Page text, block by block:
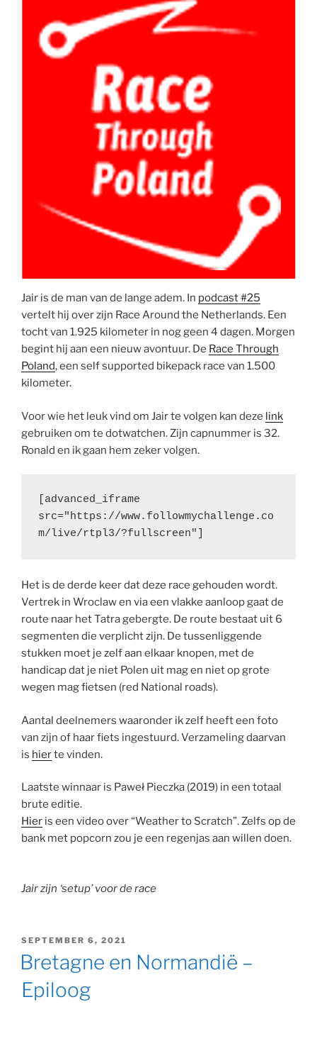
Jair is de man van de lange adem. In podcast #25
vertelt hij over zijn Race Around the Netherlands. Een
tocht van 1.925 kilometer in nog geen 4 dagen. Morgen
begint hij aan een nieuw avontuur. De Race Through
Poland, een self supported bikepack race van 1.500
kilometer.
Voor wie het leuk vind om Jair te volgen kan deze link
gebruiken om te dotwatchen. Zijn capnummer is 32.
Ronald en ik gaan hem zeker volgen.
[advanced_iframe
src="https://www.followmychallenge.co
m/live/rtpl3/?fullscreen"]
Het is de derde keer dat deze race gehouden wordt.
Vertrek in Wroclaw en via een vlakke aanloop gaat de
route naar het Tatra gebergte. De route bestaat uit 6
segmenten die verplicht zijn. De tussenliggende
stukken moet je zelf aan elkaar knopen, met de
handicap dat je niet Polen uit mag en niet op grote
wegen mag fietsen (red National roads).
Aantal deelnemers waaronder ik zelf heeft een foto
van zijn of haar fiets ingestuurd. Verzameling daarvan
is hierte vinden.
Laatste winnaar is Paweł Pieczka (2019) in een totaal
brute editie.
Hier is een video over “Weather to Scratch”. Zelfs op de
bank met popcorn zou je een regenjas aan willen doen.
Jair zijn ‘setup’ voor de race
GEPLAATST
OP
SEPTEMBER 6, 2021
Bretagne en Normandië –
Epiloog